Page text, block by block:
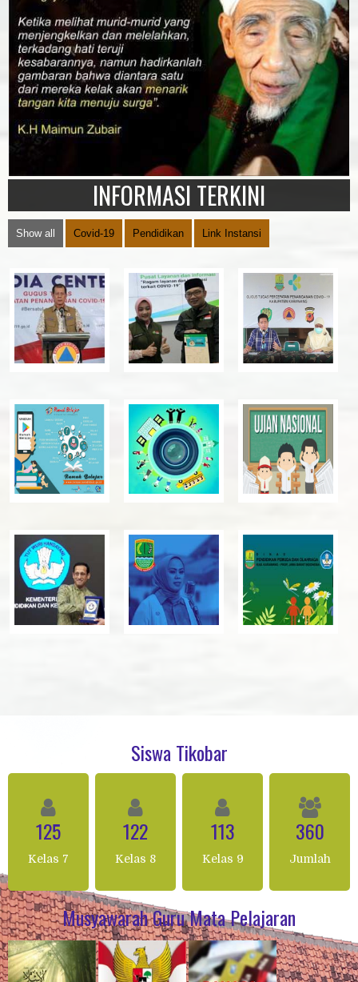
INFORMASI TERKINI
Show all Covid-19 Pendidikan Link Instansi
Siswa Tikobar
125
Kelas 7
122
Kelas 8
113
Kelas 9
360
Jumlah
Musyawarah Guru Mata Pelajaran